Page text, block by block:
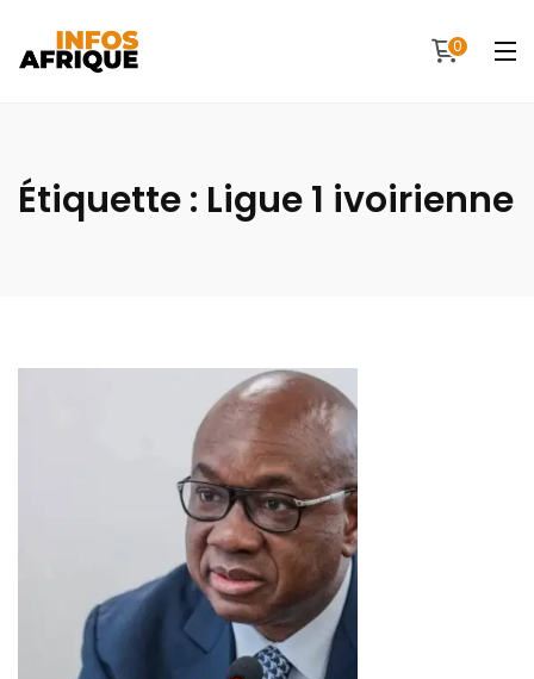
0
Étiquette : Ligue 1 ivoirienne